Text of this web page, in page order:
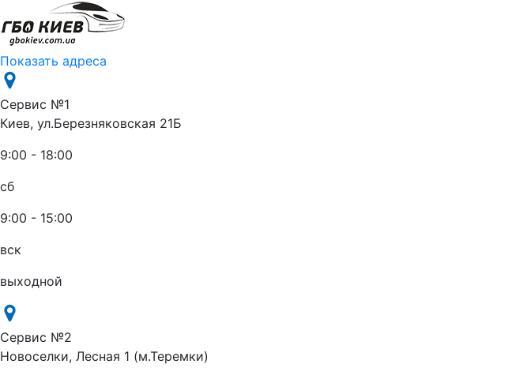
Показать адреса
Сервис №1
Киев, ул.Березняковская 21Б
9:00 - 18:00
сб
9:00 - 15:00
вск
выходной
Сервис №2
Новоселки, Лесная 1 (м.Теремки)